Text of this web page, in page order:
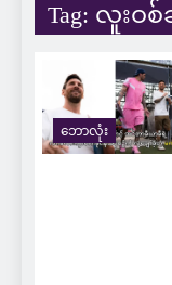
Tag: လူးဝ
ဘောလုံး